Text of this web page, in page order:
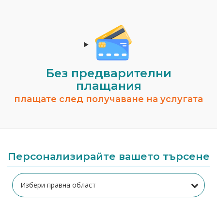
Без предварителни
плащания
плащате след получаване на услугата
Персонализирайте вашето търсене